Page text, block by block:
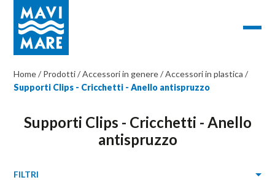
Home/ Prodotti/Accessori in genere/Accessori in plastica /
Supporti Clips - Cricchetti - Anello antispruzzo
Supporti Clips - Cricchetti - Anello
antispruzzo
FILTRI